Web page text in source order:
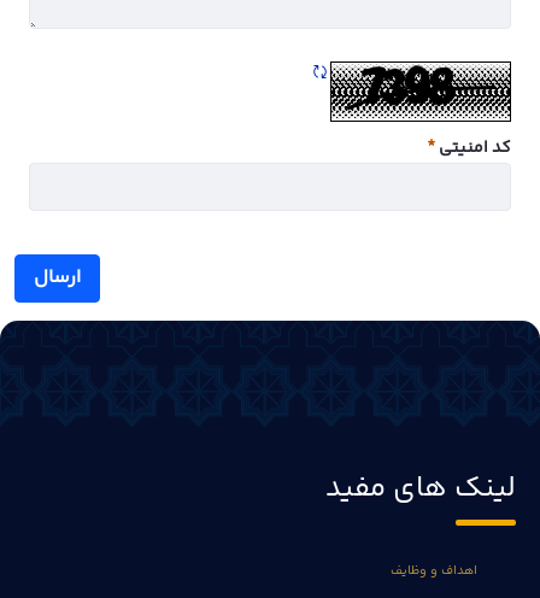
کد امنیتی
ارسال
لینک های مفید
اهداف و وظایف